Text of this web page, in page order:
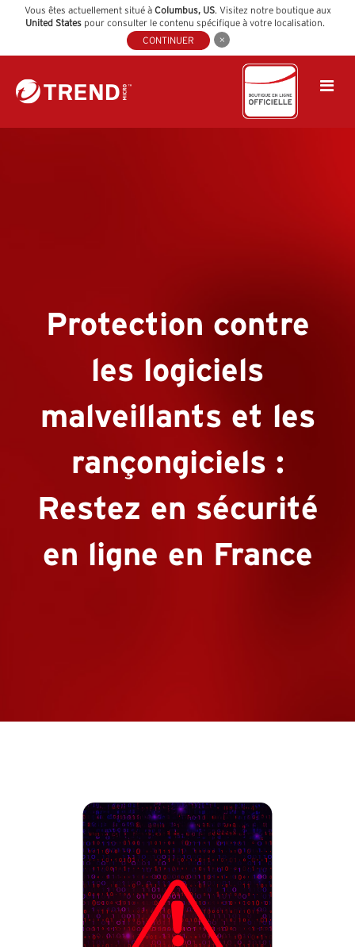
Vous êtes actuellement situé à Columbus, US. Visitez notre boutique aux
United States pour consulter le contenu spécifique à votre localisation.
CONTINUER
Protection contre
les logiciels
malveillants et les
rançongiciels :
Restez en sécurité
en ligne en France